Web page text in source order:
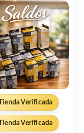
Gmail
Email
Copy
Link
Tienda Verificada
Tienda Verificada